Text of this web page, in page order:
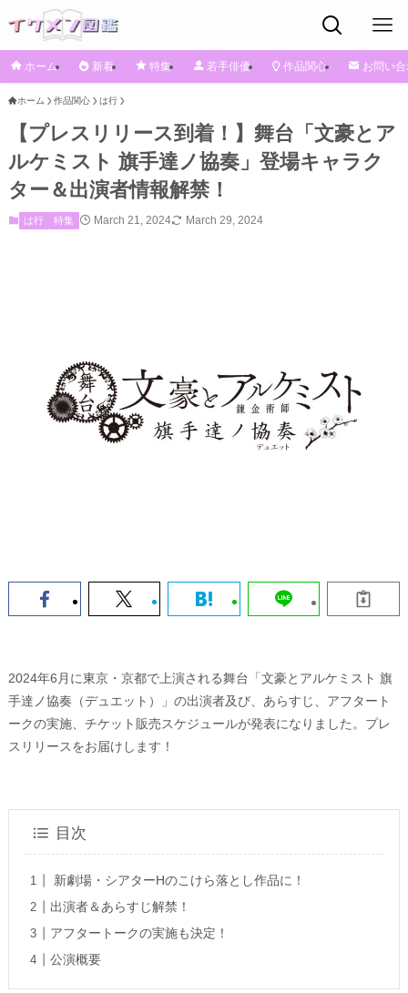
ホーム 新着 特集 若手俳優 作品関心 お問い
ホーム 作品関心 は行
【プレスリリース到着！】舞台「文豪とア
ルケミスト 旗手達ノ協奏」登場キャラク
ター＆出演者情報解禁！
は行 特集 March 21, 2024 March 29, 2024
2024年6月に東京・京都で上演される舞台「文豪とアルケミスト 旗
手達ノ協奏（デュエット）」の出演者及び、あらすじ、アフタート
ークの実施、チケット販売スケジュールが発表になりました。プレ
スリリースをお届けします！
目次
新劇場・シアターHのこけら落とし作品に！
出演者＆あらすじ解禁！
アフタートークの実施も決定！
公演概要